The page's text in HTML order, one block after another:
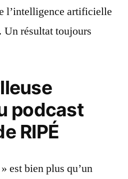
l’intelligence artificielle
résultat toujours
podcast
RIPÉ
est bien plus qu’un